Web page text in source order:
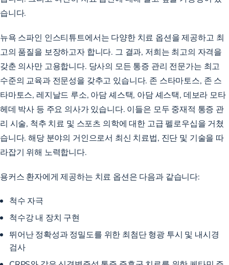
습니다.
뉴욕 스파인 인스티튜트에서는 다양한 치료 옵션을 제공하고 최
고의 품질을 보장하고자 합니다. 그 결과, 저희는 최고의 자격을
갖춘 의사만 고용합니다. 당사의 모든 통증 관리 전문가는 최고
수준의 교육과 전문성을 갖추고 있습니다. 존 스타마토스, 존 스
타마토스, 레지날드 루소, 아담 셰스택, 아담 셰스택, 데보라 모타
헤데 박사 등 주요 의사가 있습니다. 이들은 모두 중재적 통증 관
리 시술, 척추 치료 및 스포츠 의학에 대한 고급 펠로우십을 거쳤
습니다. 해당 분야의 거인으로서 최신 치료법, 진단 및 기술을 따
라잡기 위해 노력합니다.
용커스 환자에게 제공하는 치료 옵션은 다음과 같습니다:
척수 자극
척수강 내 장치 구현
뛰어난 정확성과 정밀도를 위한 최첨단 형광 투시 및 내시경
검사